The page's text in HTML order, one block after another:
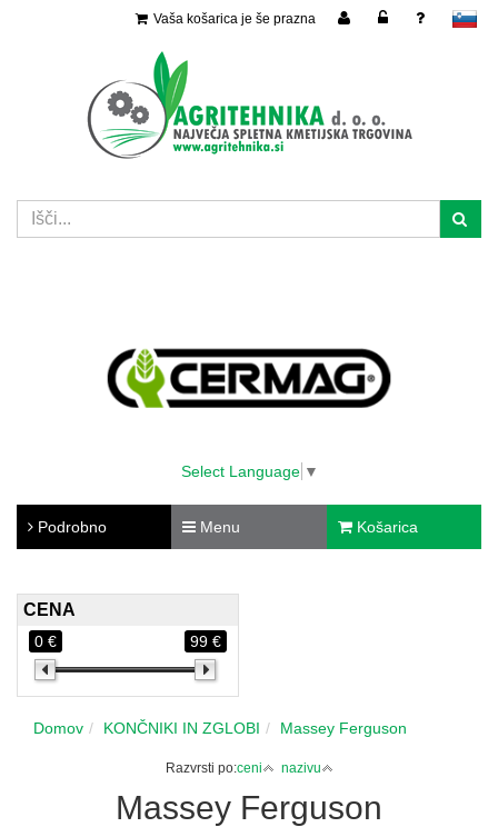
slovensko
Vaša košarica je še prazna
Select Language ▼
Podrobno Menu Košarica
CENA
0 € 99 €
Domov KONČNIKI IN ZGLOBI Massey Ferguson
Razvrsti po:ceni nazivu
Massey Ferguson